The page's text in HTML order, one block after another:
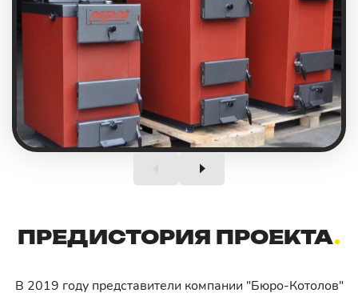
ПРЕДИСТОРИЯ ПРОЕКТА
В 2019 году представители компании "Бюро-Котолов"